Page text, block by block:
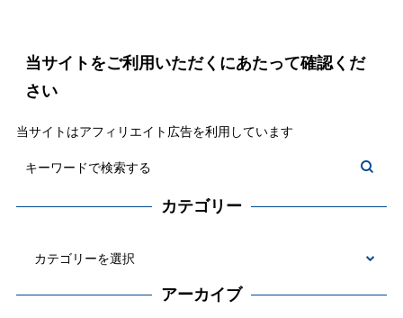
当サイトをご利用いただくにあたって確認くだ
さい
当サイトはアフィリエイト広告を利用しています
カテゴリー
アーカイブ